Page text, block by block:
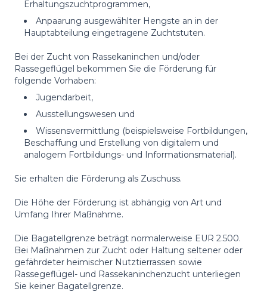
Erhaltungszuchtprogrammen,
Anpaarung ausgewählter Hengste an in der
Hauptabteilung eingetragene Zuchtstuten.
Bei der Zucht von Rassekaninchen und/oder
Rassegeflügel bekommen Sie die Förderung für
folgende Vorhaben:
Jugendarbeit,
Ausstellungswesen und
Wissensvermittlung (beispielsweise Fortbildungen,
Beschaffung und Erstellung von digitalem und
analogem Fortbildungs- und Informationsmaterial).
Sie erhalten die Förderung als Zuschuss.
Die Höhe der Förderung ist abhängig von Art und
Umfang Ihrer Maßnahme.
Die Bagatellgrenze beträgt normalerweise EUR 2.500.
Bei Maßnahmen zur Zucht oder Haltung seltener oder
gefährdeter heimischer Nutztierrassen sowie
Rassegeflügel- und Rassekaninchenzucht unterliegen
Sie keiner Bagatellgrenze.